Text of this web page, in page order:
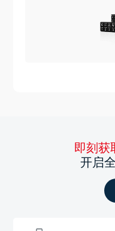
即刻获
开启